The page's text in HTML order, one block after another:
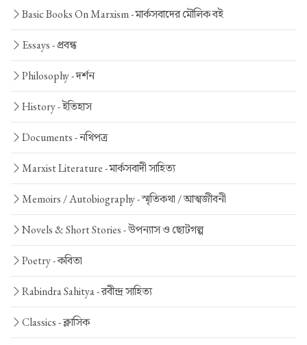
Basic Books On Marxism -মার্কসবাদের মৌলিক বই
Essays -প্রবন্ধ
Philosophy -দর্শন
History -ইতিহাস
Documents -নথিপত্র
Marxist Literature -মার্কসবাদী সাহিত্য
Memoirs / Autobiography -স্মৃতিকথা / আত্মজীবনী
Novels & Short Stories -উপন্যাস ও ছোটগল্প
Poetry -কবিতা
Rabindra Sahitya -রবীন্দ্র সাহিত্য
Classics -ক্লাসিক